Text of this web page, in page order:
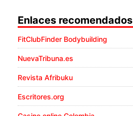
Enlaces recomendados
FitClubFinder Bodybuilding
NuevaTribuna.es
Revista Afribuku
Escritores.org